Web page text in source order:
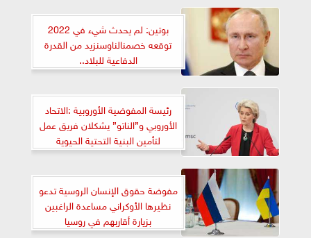
بوتين: لم يحدث شيء في 2022
توقعه خصمنالناوسنزيد من القدرة
الدفاعية للبلاد..
رئيسة المفوضية الأوروبية :الاتحاد
الأوروبي و”الناتو” يشكلان فريق عمل
لتأمين البنية التحتية الحيوية
مفوضة حقوق الإنسان الروسية تدعو
نظيرها الأوكراني مساعدة الراغبين
بزيارة أقاربهم في روسيا